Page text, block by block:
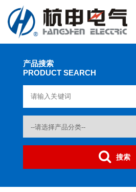
产品搜索
PRODUCT SEARCH
搜索